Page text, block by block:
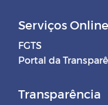
Serviços Online
FGTS
Portal da
Transparência